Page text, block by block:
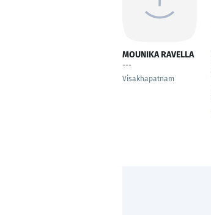
MOUNIKA RAVELLA
---
Visakhapatnam